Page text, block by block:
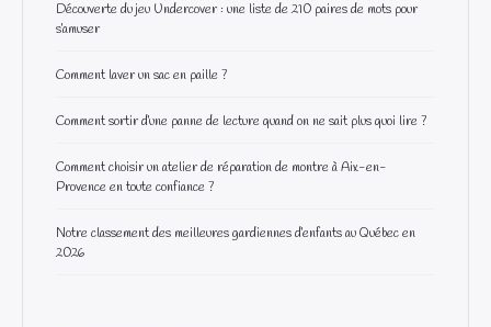
Découverte du jeu Undercover : une liste de 210 paires de mots pour
s’amuser
Comment laver un sac en paille ?
Comment sortir d’une panne de lecture quand on ne sait plus quoi lire ?
Comment choisir un atelier de réparation de montre à Aix-en-
Provence en toute confiance ?
Notre classement des meilleures gardiennes d’enfants au Québec en
2026